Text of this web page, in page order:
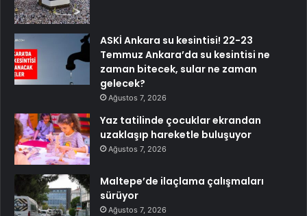
ASKİ Ankara su kesintisi! 22-23
Temmuz Ankara’da su kesintisi ne
zaman bitecek, sular ne zaman
gelecek?
Ağustos 7, 2026
Yaz tatilinde çocuklar ekrandan
uzaklaşıp hareketle buluşuyor
Ağustos 7, 2026
Maltepe’de ilaçlama çalışmaları
sürüyor
Ağustos 7, 2026